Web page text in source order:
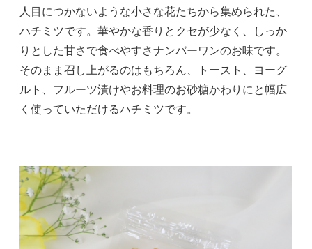
人目につかないような小さな花たちから集められた、
ハチミツです。華やかな香りとクセが少なく、しっか
りとした甘さで食べやすさナンバーワンのお味です。
そのまま召し上がるのはもちろん、トースト、ヨーグ
ルト、フルーツ漬けやお料理のお砂糖かわりにと幅広
く使っていただけるハチミツです。